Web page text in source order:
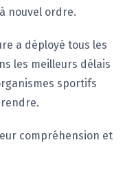
nouvel ordre.
a déployé tous les
les meilleurs délais
sportifs
compréhension et